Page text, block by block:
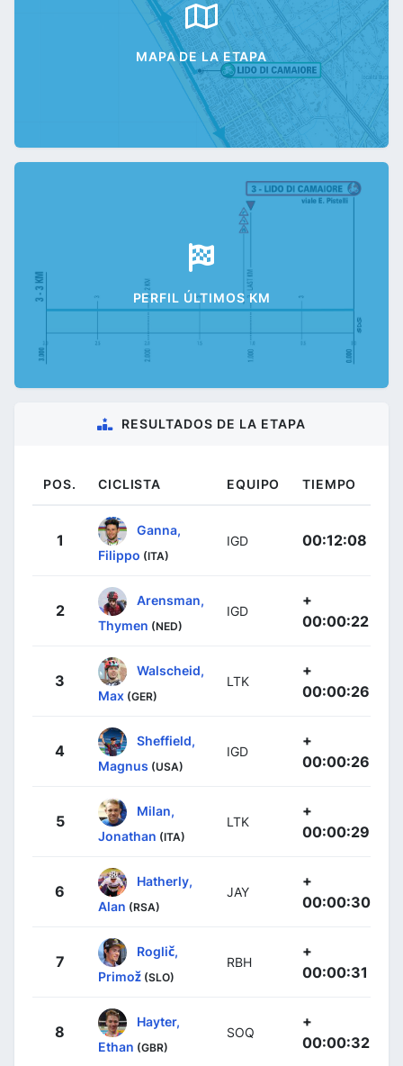
MAPA DE LA ETAPA
PERFIL ÚLTIMOS KM
RESULTADOS DE LA ETAPA
POS. CICLISTA EQUIPO TIEMPO
1
Ganna,
Filippo (ITA)
IGD 00:12:08
2
Arensman,
Thymen (NED)
IGD
+
00:00:22
3
Walscheid,
Max (GER)
LTK
+
00:00:26
4
Sheffield,
Magnus (USA)
IGD
+
00:00:26
5
Milan,
Jonathan (ITA)
LTK
+
00:00:29
6
Hatherly,
Alan (RSA)
JAY
+
00:00:30
7
Roglič,
Primož (SLO)
RBH
+
00:00:31
8
Hayter,
Ethan (GBR)
SOQ
+
00:00:32